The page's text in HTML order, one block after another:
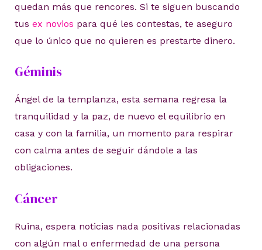
quedan más que rencores. Si te siguen buscando
tus ex novios para qué les contestas, te aseguro
que lo único que no quieren es prestarte dinero.
Géminis
Ángel de la templanza, esta semana regresa la
tranquilidad y la paz, de nuevo el equilibrio en
casa y con la familia, un momento para respirar
con calma antes de seguir dándole a las
obligaciones.
Cáncer
Ruina, espera noticias nada positivas relacionadas
con algún mal o enfermedad de una persona